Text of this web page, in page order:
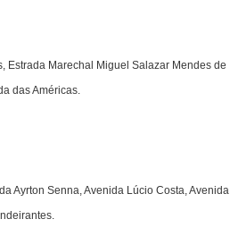
Estrada Marechal Miguel Salazar Mendes de
das Américas.
Ayrton Senna, Avenida Lúcio Costa, Avenida